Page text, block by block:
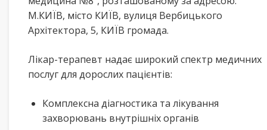
М.КИЇВ, місто КИЇВ, вулиця Вербицького
Архітектора, 5, КИЇВ громада.
Лікар-терапевт надає широкий спектр медичних
послуг для дорослих пацієнтів:
Комплексна діагностика та лікування
захворювань внутрішніх органів